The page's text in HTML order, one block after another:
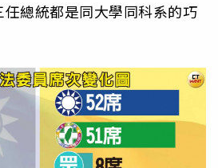
總統都是同大學同科系的巧